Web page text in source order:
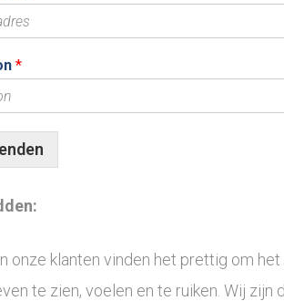
*
onze klanten vinden het prettig om het
te zien, voelen en te ruiken. Wij zijn